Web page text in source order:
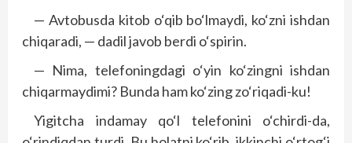
— Avtobusda kitob o‘qib bo‘lmaydi, ko‘zni ishdan
chiqaradi, — dadil javob berdi o‘spirin.
— Nima, telefoningdagi o‘yin ko‘zingni ishdan
chiqarmaydimi? Bunda ham ko‘zing zo‘riqadi-ku!
Yigitcha indamay qo‘l telefonini o‘chirdi-da,